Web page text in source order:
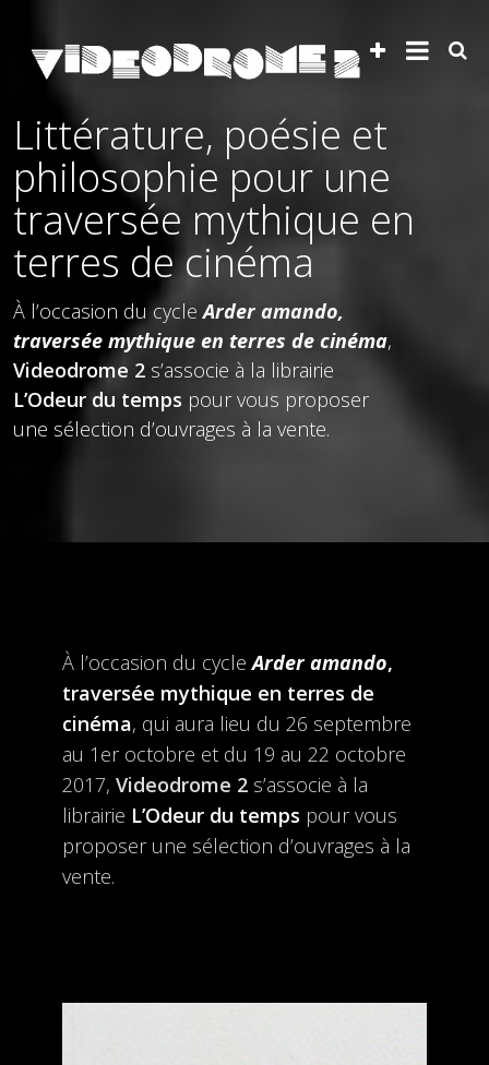
Littérature, poésie et
philosophie pour une
traversée mythique en
terres de cinéma
À l’occasion du cycleArder amando,
traversée mythique en terres de cinéma,
Videodrome 2 s’associe à la librairie
L’Odeur du temps pour vous proposer
une sélection d’ouvrages à la vente.
À l’occasion du cycleArder amando,
traversée mythique en terres de
cinéma, qui aura lieu du 26 septembre
au 1er octobre et du 19 au 22 octobre
2017, Videodrome 2s’associe à la
librairie L’Odeur du temps pour vous
proposer une sélection d’ouvrages à la
vente.